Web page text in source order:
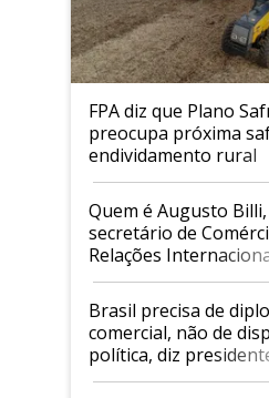
FPA diz que Plano
preocupa próxima
endividamento rural
Quem é Augusto
secretário de
Relações
Mapa
Brasil precisa de
comercial, não de
política, diz
Faesp